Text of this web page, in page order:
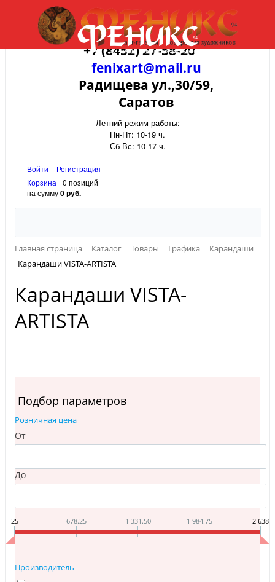
+7 (8452) 27-58-20
fenixart@mail.ru
Радищева ул.,30/59,
Саратов
Летний режим работы:
Пн-Пт: 10-19 ч.
Сб-Вс: 10-17 ч.
Войти
Регистрация
Корзина
0 позиций
на сумму0 руб.
Главная страница Каталог Товары Графика
Карандаши
Карандаши VISTA-ARTISTA
Карандаши VISTA-
ARTISTA
Подбор параметров
Розничная цена
От
До
25 678.25 1 331.50 1 984.75 2 638
Производитель